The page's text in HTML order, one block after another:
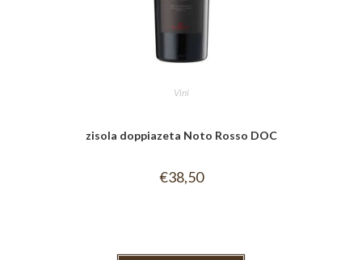
Vini
zisola doppiazeta Noto Rosso DOC
€38,50